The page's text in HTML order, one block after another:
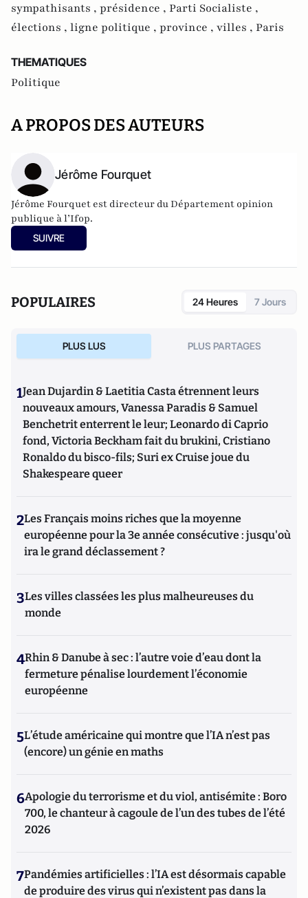
sympathisants , présidence , Parti Socialiste ,
élections , ligne politique , province , villes , Paris
THEMATIQUES
Politique
A PROPOS DES AUTEURS
Jérôme Fourquet
Jérôme Fourquet est directeur du Département opinion
publique à l’Ifop.
SUIVRE
POPULAIRES 24 Heures 7 Jours
PLUS LUS PLUS PARTAGES
1Jean Dujardin & Laetitia Casta étrennent leurs
nouveaux amours, Vanessa Paradis & Samuel
Benchetrit enterrent le leur; Leonardo di Caprio
fond, Victoria Beckham fait du brukini, Cristiano
Ronaldo du bisco-fils; Suri ex Cruise joue du
Shakespeare queer
2Les Français moins riches que la moyenne
européenne pour la 3e année consécutive : jusqu'où
ira le grand déclassement ?
3Les villes classées les plus malheureuses du
monde
4Rhin & Danube à sec : l’autre voie d’eau dont la
fermeture pénalise lourdement l’économie
européenne
5L’étude américaine qui montre que l’IA n’est pas
(encore) un génie en maths
6Apologie du terrorisme et du viol, antisémite : Boro
700, le chanteur à cagoule de l’un des tubes de l’été
2026
7Pandémies artificielles : l’IA est désormais capable
de produire des virus qui n’existent pas dans la